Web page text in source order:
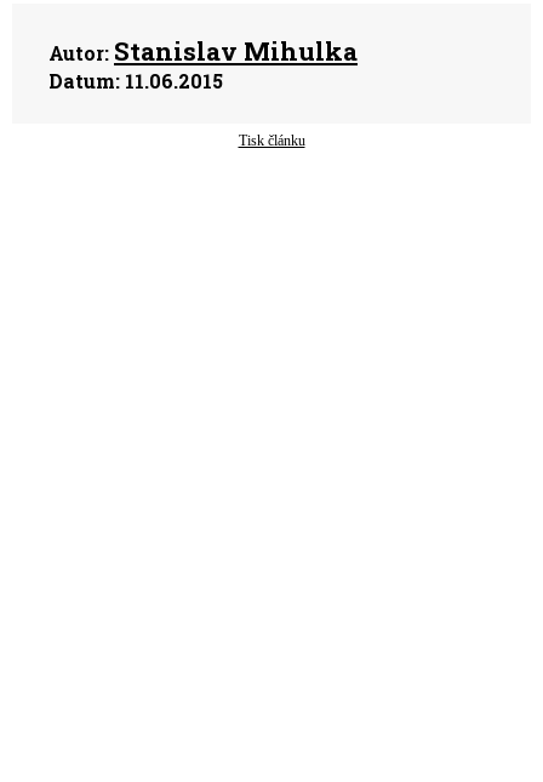
Autor: Stanislav Mihulka
Datum: 11.06.2015
Tisk článku